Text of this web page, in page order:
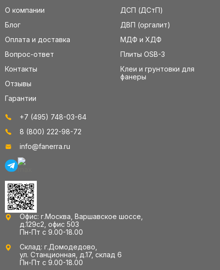
О компании
Блог
Оплата и доставка
Вопрос-ответ
Контакты
Отзывы
Гарантии
ДСП (ДСтП)
ДВП (оргалит)
МДФ и ХДФ
Плиты OSB-3
Клеи и грунтовки для
фанеры
+7 (495) 748-03-64
8 (800) 222-98-72
info@fanerra.ru
Офис: г.Москва, Варшавское шоссе,
д.129с2, офис 503
Пн-Пт с 9.00-18.00
Склад: г.Домодедово,
ул. Станционная, д.17, склад 6
Пн-Пт с 9.00-18.00